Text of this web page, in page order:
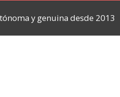
y genuina desde 2013